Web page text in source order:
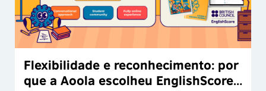
Flexibilidade e reconhecimento: por
que a Aoola escolheu EnglishScore